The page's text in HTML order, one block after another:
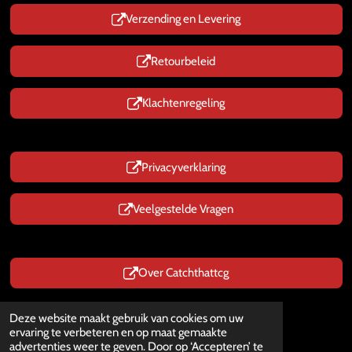
Deze website maakt gebruik van cookies om uw
ervaring te verbeteren en op maat gemaakte
advertenties weer te geven. Door op ‘Accepteren’ te
Verzending en Levering
Retourbeleid
Klachtenregeling
Privacyverklaring
Veelgestelde Vragen
Over Catchthattcg
© 2025 - 2026 CatchThatTcg.nl
Powered by JouwWeb